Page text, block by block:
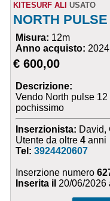
KITESURF ALI USATO
NORTH
Misura: 12m
Anno acquisto: 2024
€ 600,00
Descrizione:
Vendo North pulse
pochissimo
Inserzionista: David,
Utente da oltre4 anni
Tel:3924420607
Inserzione numero
Inserita il 20/06/2026